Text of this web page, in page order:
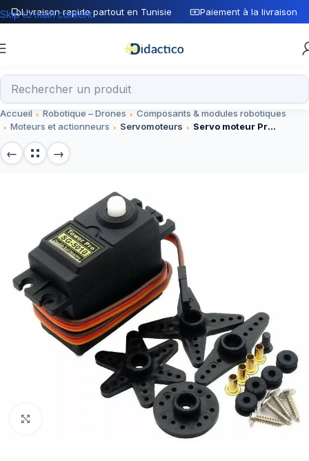
Livraison rapide partout en Tunisie Paiement à la livraison
Skip to main content
Accueil Robotique – Drones
Composants & modules robotiques
Moteurs et actionneurs
Servomoteurs Servo moteur Pro SG5010